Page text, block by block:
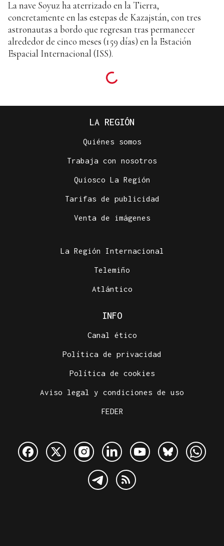
La nave Soyuz ha aterrizado en la Tierra,
concretamente en las estepas de Kazajstán, con tres
astronautas a bordo que regresan tras permanecer
alrededor de cinco meses (159 días) en la Estación
Espacial Internacional (ISS).
LA REGIÓN
Quiénes somos
Trabaja con nosotros
Quiosco La Región
Tarifas de publicidad
Venta de imágenes
La Región Internacional
Telemiño
Atlántico
INFO
Canal ético
Política de privacidad
Política de cookies
Aviso legal y condiciones de uso
FEDER